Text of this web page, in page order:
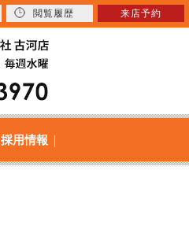
採用情報
閲覧履歴 来店予約